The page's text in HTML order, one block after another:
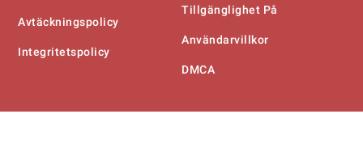
Avtäckningspolicy
Integritetspolicy
Tillgänglighet På
Användarvillkor
DMCA